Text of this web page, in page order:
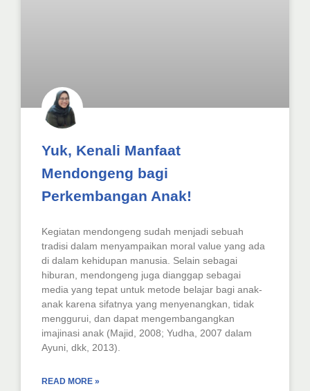
Yuk, Kenali Manfaat
Mendongeng bagi
Perkembangan Anak!
Kegiatan mendongeng sudah menjadi sebuah
tradisi dalam menyampaikan moral value yang ada
di dalam kehidupan manusia. Selain sebagai
hiburan, mendongeng juga dianggap sebagai
media yang tepat untuk metode belajar bagi anak-
anak karena sifatnya yang menyenangkan, tidak
menggurui, dan dapat mengembangangkan
imajinasi anak (Majid, 2008; Yudha, 2007 dalam
Ayuni, dkk, 2013).
READ MORE »